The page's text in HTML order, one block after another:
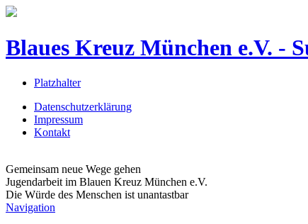
Blaues Kreuz München e.V. -
Platzhalter
Datenschutzerklärung
Impressum
Kontakt
Gemeinsam neue Wege gehen
Jugendarbeit im Blauen Kreuz München e.V.
Die Würde des Menschen ist unantastbar
Navigation